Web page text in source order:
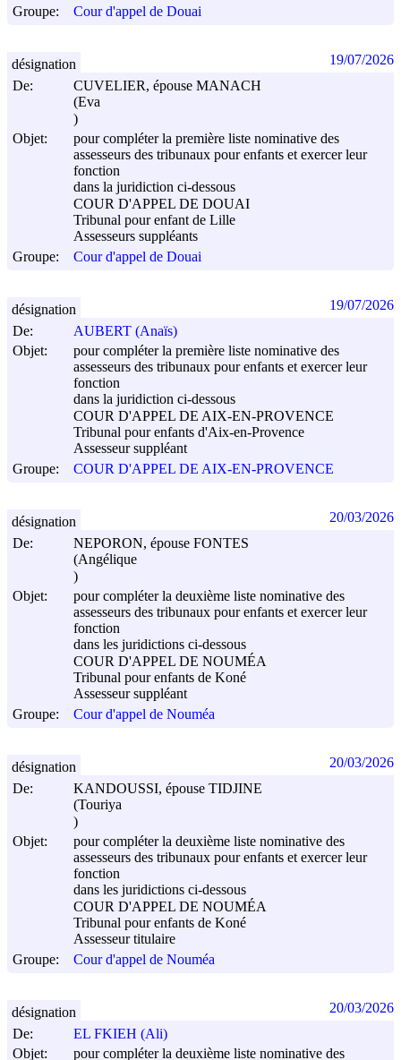
Groupe:
Cour d'appel de Douai
De:
CUVELIER, épouse MANACH
(Eva
)
Objet:
pour compléter la première liste nominative des
assesseurs des tribunaux pour enfants et exercer leur
fonction
dans la juridiction ci-dessous
COUR D'APPEL DE DOUAI
Tribunal pour enfant de Lille
Assesseurs suppléants
Groupe:
Cour d'appel de Douai
désignation 19/07/2026
De:
AUBERT (Anaïs)
Objet:
pour compléter la première liste nominative des
assesseurs des tribunaux pour enfants et exercer leur
fonction
dans la juridiction ci-dessous
COUR D'APPEL DE AIX-EN-PROVENCE
Tribunal pour enfants d'Aix-en-Provence
Assesseur suppléant
Groupe:
COUR D'APPEL DE AIX-EN-PROVENCE
désignation 19/07/2026
De:
NEPORON, épouse FONTES
(Angélique
)
Objet:
pour compléter la deuxième liste nominative des
assesseurs des tribunaux pour enfants et exercer leur
fonction
dans les juridictions ci-dessous
COUR D'APPEL DE NOUMÉA
Tribunal pour enfants de Koné
Assesseur suppléant
Groupe:
Cour d'appel de Nouméa
désignation 20/03/2026
De:
KANDOUSSI, épouse TIDJINE
(Touriya
)
Objet:
pour compléter la deuxième liste nominative des
assesseurs des tribunaux pour enfants et exercer leur
fonction
dans les juridictions ci-dessous
COUR D'APPEL DE NOUMÉA
Tribunal pour enfants de Koné
Assesseur titulaire
Groupe:
Cour d'appel de Nouméa
désignation 20/03/2026
De:
EL FKIEH (Ali)
Objet:
pour compléter la deuxième liste nominative des
désignation 20/03/2026